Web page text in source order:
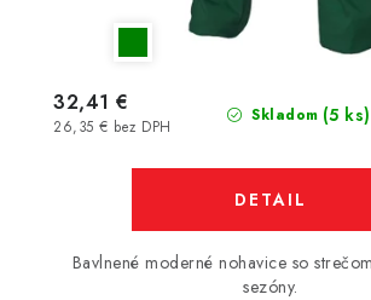
Skladom (5 ks)
26,35 € bez DPH
32,41 €
DETAIL
Bavlnené moderné nohavice so
sezóny.